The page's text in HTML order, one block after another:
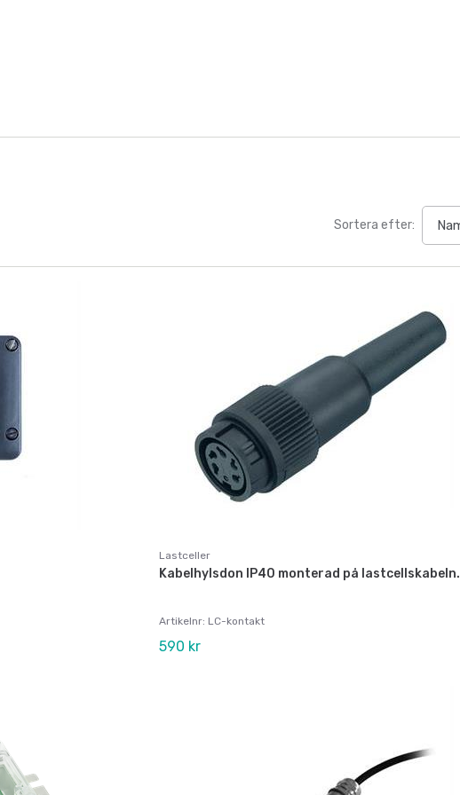
Sortera efter:
Lastceller
Kabelhylsdon IP40 monterad på lastcellskabeln.
Artikelnr: LC-kontakt
590 kr